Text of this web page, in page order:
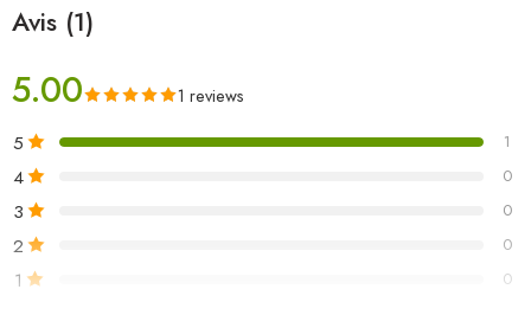
Avis (1)
5.00 1 reviews
5 1
4 0
3 0
2 0
1 0